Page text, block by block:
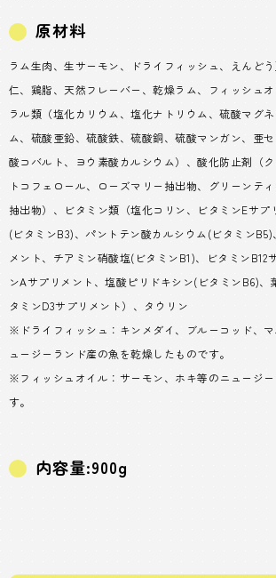
原材料
ラム生肉、生サーモン、ドライフィッシュ、えんど
仁、鶏脂、天然フレーバー、乾燥ラム、フィッシュ
ラル類（塩化カリウム、塩化ナトリウム、硫酸マグ
ム、硫酸亜鉛、硫酸鉄、硫酸銅、硫酸マンガン、亜
酸コバルト、ヨウ素酸カルシウム）、酸化防止剤（
トコフェロール、ローズマリー抽出物、グリーンテ
抽出物）、ビタミン類（塩化コリン、ビタミンEサプ
(ビタミンB3)、パントテン酸カルシウム(ビタミンB5)
メント、チアミン硝酸塩(ビタミンB1)、ビタミンB12
ンAサプリメント、塩酸ピリドキシン(ビタミンB6)、
タミンD3サプリメント）、タウリン
※ドライフィッシュ：キンメダイ、ブルーコッド、
ュージーランド産の魚を乾燥したものです。
※フィッシュオイル：サーモン、ホキ等のニュージ
す。
内容量:900g